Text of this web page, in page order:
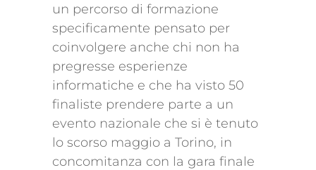
un percorso di formazione
specificamente pensato per
coinvolgere anche chi non ha
pregresse esperienze
informatiche e che ha visto 50
finaliste prendere parte a un
evento nazionale che si è tenuto
lo scorso maggio a Torino, in
concomitanza con la gara finale